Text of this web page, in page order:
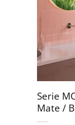
Serie
Mate /